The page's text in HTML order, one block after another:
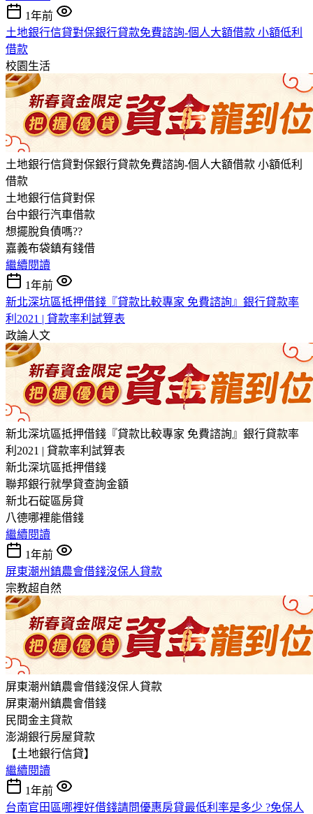
1年前
土地銀行信貸對保銀行貸款免費諮詢-個人大額借款 小額低利
借款
校園生活
土地銀行信貸對保銀行貸款免費諮詢-個人大額借款 小額低利
借款
土地銀行信貸對保
台中銀行汽車借款
想擺脫負債嗎??
嘉義布袋鎮有錢借
繼續閱讀
1年前
新北深坑區抵押借錢『貸款比較專家 免費諮詢』銀行貸款率
利2021 | 貸款率利試算表
政論人文
新北深坑區抵押借錢『貸款比較專家 免費諮詢』銀行貸款率
利2021 | 貸款率利試算表
新北深坑區抵押借錢
聯邦銀行就學貸查詢金額
新北石碇區房貸
八德哪裡能借錢
繼續閱讀
1年前
屏東潮州鎮農會借錢沒保人貸款
宗教超自然
屏東潮州鎮農會借錢沒保人貸款
屏東潮州鎮農會借錢
民間金主貸款
澎湖銀行房屋貸款
【土地銀行信貸】
繼續閱讀
1年前
台南官田區哪裡好借錢請問優惠房貸最低利率是多少 ?免保人